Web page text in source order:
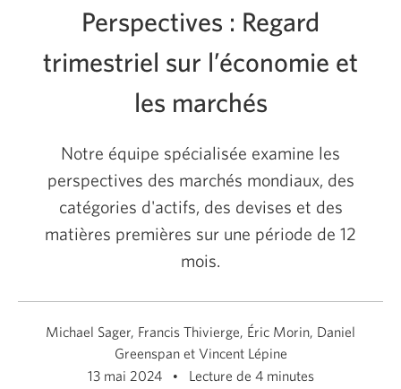
Perspectives trimestrielles de l’économie et des
marchés – Printemps 2024
Perspectives : Regard
trimestriel sur l’économie et
les marchés
Notre équipe spécialisée examine les
perspectives des marchés mondiaux, des
catégories d'actifs, des devises et des
matières premières sur une période de 12
mois.
Michael Sager, Francis Thivierge, Éric Morin, Daniel
Greenspan et Vincent Lépine
13 mai 2024
Lecture de 4 minutes